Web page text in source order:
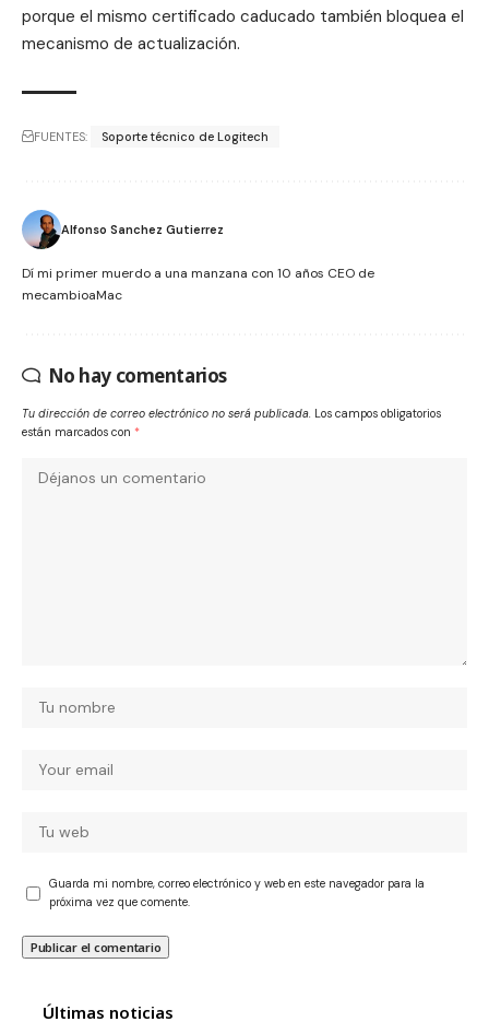
porque el mismo certificado caducado también bloquea el
mecanismo de actualización.
FUENTES: Soporte técnico de Logitech
Alfonso Sanchez Gutierrez
Dí mi primer muerdo a una manzana con 10 años CEO de
mecambioaMac
No hay comentarios
Tu dirección de correo electrónico no será publicada. Los campos obligatorios
están marcados con *
Guarda mi nombre, correo electrónico y web en este navegador para la
próxima vez que comente.
Últimas noticias